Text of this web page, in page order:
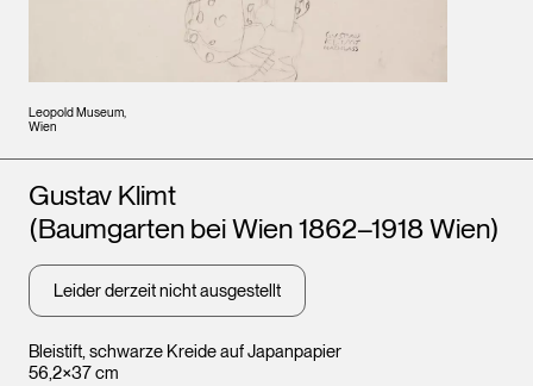
Leopold Museum,
Wien
Bleistift, schwarze Kreide auf Japanpapier
56,2×37 cm
Künstler*innen
Gustav Klimt
(Baumgarten bei Wien 1862–1918 Wien)
Leider derzeit nicht ausgestellt